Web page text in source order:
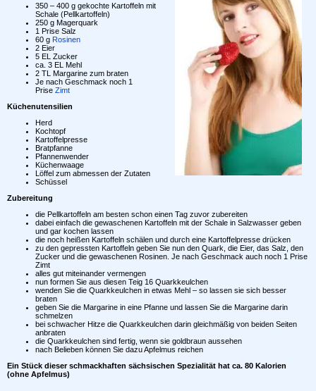
350 – 400 g gekochte Kartoffeln mit
Schale (Pellkartoffeln)
250 g Magerquark
1 Prise Salz
60 g Rosinen
2 Eier
5 EL Zucker
ca. 3 EL Mehl
2 TL Margarine zum braten
Je nach Geschmack noch 1
Prise Zimt
Küchenutensilien
Herd
Kochtopf
Kartoffelpresse
Bratpfanne
Pfannenwender
Küchenwaage
Löffel zum abmessen der Zutaten
Schüssel
Zubereitung
die Pellkartoffeln am besten schon einen Tag zuvor zubereiten
dabei einfach die gewaschenen Kartoffeln mit der Schale in Salzwasser geben
und gar kochen lassen
die noch heißen Kartoffeln schälen und durch eine Kartoffelpresse drücken
zu den gepressten Kartoffeln geben Sie nun den Quark, die Eier, das Salz, den
Zucker und die gewaschenen Rosinen. Je nach Geschmack auch noch 1 Prise
Zimt
alles gut miteinander vermengen
nun formen Sie aus diesen Teig 16 Quarkkeulchen
wenden Sie die Quarkkeulchen in etwas Mehl – so lassen sie sich besser
braten
geben Sie die Margarine in eine Pfanne und lassen Sie die Margarine darin
schmelzen
bei schwacher Hitze die Quarkkeulchen darin gleichmäßig von beiden Seiten
anbraten
die Quarkkeulchen sind fertig, wenn sie goldbraun aussehen
nach Belieben können Sie dazu Apfelmus reichen
Ein Stück dieser schmackhaften sächsischen Spezialität hat ca. 80 Kalorien
(ohne Apfelmus)